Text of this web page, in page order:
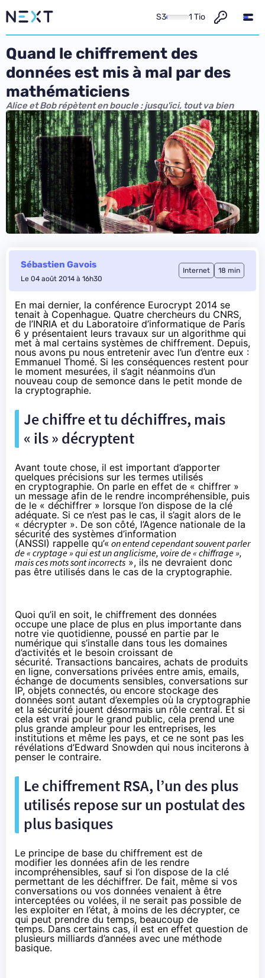
S3 1 Tio
Quand le chiffrement des
données est mis à mal par des
mathématiciens
Alice et Bob répètent en boucle : jusqu'ici, tout va bien
Sébastien Gavois
Le 04 août 2014 à 16h30
Internet 18 min
En mai dernier, la conférence Eurocrypt 2014 se
tenait à Copenhague. Quatre chercheurs du CNRS,
de l’INRIA et du Laboratoire d’informatique de Paris
6 y présentaient leurs travaux sur un algorithme qui
met à mal certains systèmes de chiffrement. Depuis,
nous avons pu nous entretenir avec l’un d’entre eux :
Emmanuel Thomé. Si les conséquences restent pour
le moment mesurées, il s’agit néanmoins d’un
nouveau coup de semonce dans le petit monde de
la cryptographie.
Je chiffre et tu déchiffres, mais
« ils » décryptent
Avant toute chose, il est important d’apporter
quelques précisions sur les termes utilisés
en cryptographie. On parle en effet de « chiffrer »
un message afin de le rendre incompréhensible, puis
de le « déchiffrer » lorsque l’on dispose de la clé
adéquate. Si ce n’est pas le cas, il s’agit alors de le
« décrypter ». De son côté, l’Agence nationale de la
sécurité des systèmes d’information
(ANSSI) rappelle qu’« on entend cependant souvent parler
de « cryptage » qui est un anglicisme, voire de « chiffrage »,
mais ces mots sont incorrects», ils ne devraient donc
pas être utilisés dans le cas de la cryptographie.
Quoi qu’il en soit, le chiffrement des données
occupe une place de plus en plus importante dans
notre vie quotidienne, poussé en partie par le
numérique qui s’installe dans tous les domaines
d’activités et le besoin croissant de
sécurité. Transactions bancaires, achats de produits
en ligne, conversations privées entre amis, emails,
échange de documents sensibles, conversations sur
IP, objets connectés, ou encore stockage des
données sont autant d’exemples où la cryptographie
et la sécurité jouent désormais un rôle central. Et si
cela est vrai pour le grand public, cela prend une
plus grande ampleur pour les entreprises, les
institutions et même les pays, et ce ne sont pas les
révélations d’Edward Snowden qui nous inciterons à
penser le contraire.
Le chiffrement RSA, l’un des plus
utilisés repose sur un postulat des
plus basiques
Le principe de base du chiffrement est de
modifier les données afin de les rendre
incompréhensibles, sauf si l’on dispose de la clé
permettant de les déchiffrer. De fait, même si vos
conversations ou vos données venaient à être
interceptées ou volées, il ne serait pas possible de
les exploiter en l’état, à moins de les décrypter, ce
qui peut prendre du temps, beaucoup de
temps. Dans certains cas, il est en effet question de
plusieurs milliards d’années avec une méthode
basique.